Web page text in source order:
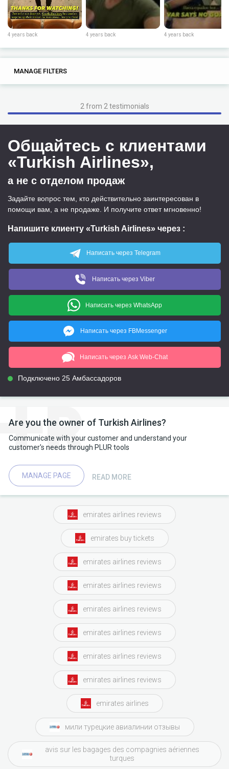
4 years back 4 years back 4 years back
TAGS 0
MANAGE FILTERS
2 from 2 testimonials
Общайтесь с клиентами
«Turkish Airlines»,
а не с отделом продаж
Задайте вопрос тем, кто действительно заинтересован в
помощи вам, а не продаже. И получите ответ мгновенно!
Напишите клиенту «Turkish Airlines» через :
Написать через Telegram
Написать через Viber
Написать через WhatsApp
Написать через FBMessenger
Написать через Ask Web-Chat
Подключено 25 Амбассадоров
Are you the owner of Turkish Airlines?
Communicate with your customer and understand your
customer's needs through PLUR tools
MANAGE PAGE READ MORE
emirates airlines reviews
emirates buy tickets
emirates airlines reviews
emirates airlines reviews
emirates airlines reviews
emirates airlines reviews
emirates airlines reviews
emirates airlines reviews
emirates airlines
мили турецкие авиалинии отзывы
avis sur les bagages des compagnies aériennes
turques